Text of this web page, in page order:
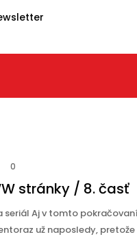
15.06.2016 0
0
stránky / 8. časť
seriál Aj v tomto
už naposledy,